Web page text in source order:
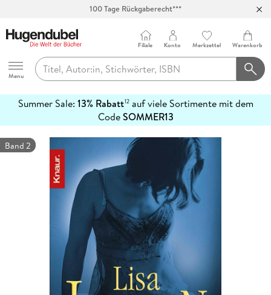
100 Tage Rückgaberecht***
Hugendubel
Menu
Filiale Konto Merkzettel Warenkorb
Summer Sale: 13% Rabatt12auf viele Sortimente mit dem
CodeSOMMER13
erfahren
Band 2